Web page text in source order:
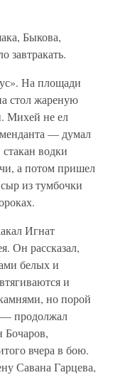
Быкова,
завтракать.
На площади
стол жареную
Михей не ел
— думал
водки
а потом пришел
из тумбочки
Игнат
Он рассказал,
белых и
и
но порой
— продолжал
вчера в бою.
Савана Гарцева,